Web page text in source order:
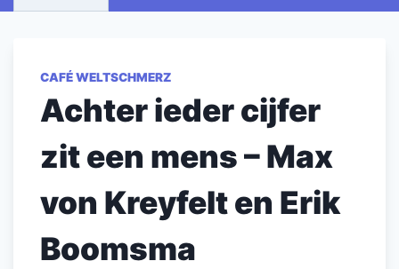
CAFÉ WELTSCHMERZ
Achter ieder cijfer
zit een mens – Max
von Kreyfelt en Erik
Boomsma